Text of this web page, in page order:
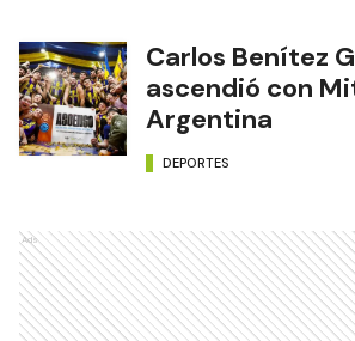
DEPORTES
Carlos Benítez
ascendió con
DEPORTES
Ads